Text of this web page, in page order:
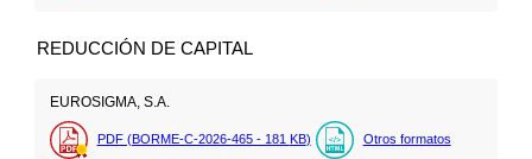
REDUCCIÓN DE CAPITAL
EUROSIGMA, S.A.
PDF (BORME-C-2026-465 - 181 KB) Otros formatos